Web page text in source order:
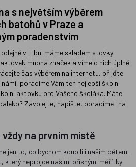
s největším výběrem
batohů v Praze a
poradenstvím
v Libni máme skladem stovky
mnoha značek a víme o nich úplně
čas výběrem na internetu, přijďte
námi, poradíme Vám ten nejlepší školní
aktovku pro Vašeho školáka. Máte
Zavolejte, napište, poradíme i na
na prvním místě
jen to, co bychom koupili i našim dětem.
který neprojde našimi přísnými měřítky